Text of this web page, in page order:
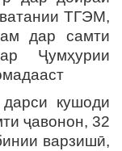
ТГЭМ,
дар самти
Ҷумҳурии
кушоди
ҷавонон, 32
варзишӣ,